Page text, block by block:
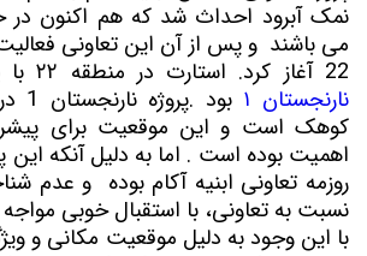
نمک آبرود احداث شد که هم اکنون در
می باشند ‌ و پس از آن این تعاونی
22 آغاز کرد. استارت در منطقه ۲۲ با پروژه کم واحد
نارنجستان ۱
کوهک است و این موقعیت برای
اهمیت بوده است . اما به دلیل آنکه این
روزمه تعاونی ابنیه آکام بوده و عدم
نسبت به تعاونی، با استقبال خوبی
با این وجود به دلیل موقعیت مکانی و